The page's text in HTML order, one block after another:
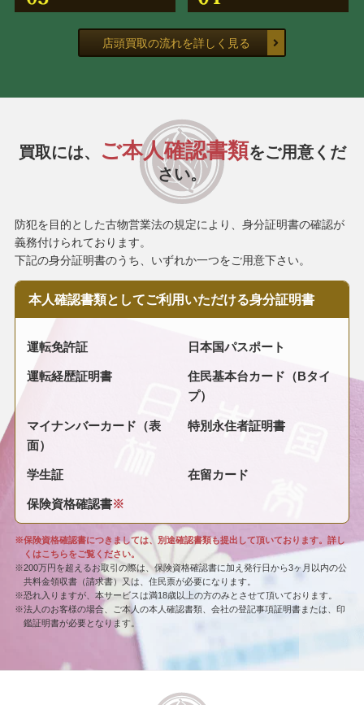
店頭買取の流れを詳しく見る
買取には、 ご本人確認書類をご用意くだ
さい。
防犯を目的とした古物営業法の規定により、身分証明書の確認が
義務付けられております。
下記の身分証明書のうち、いずれか一つをご用意下さい。
本人確認書類としてご利用いただける身分証明書
運転免許証 日本国パスポート
運転経歴証明書
住民基本台カード（Bタイ
プ）
マイナンバーカード（表
面）
特別永住者証明書
学生証 在留カード
保険資格確認書※
※保険資格確認書につきましては、別途確認書類も提出して頂いております。詳し
くはこちらをご覧ください。
※200万円を超えるお取引の際は、保険資格確認書に加え発行日から3ヶ月以内の公
共料金領収書（請求書）又は、住民票が必要になります。
※恐れ入りますが、本サービスは満18歳以上の方のみとさせて頂いております。
※法人のお客様の場合、ご本人の本人確認書類、会社の登記事項証明書または、印
鑑証明書が必要となります。